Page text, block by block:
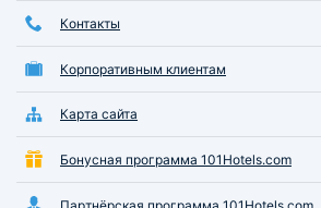
Контакты
Корпоративным клиентам
Карта сайта
Бонусная программа 101Hotels.com